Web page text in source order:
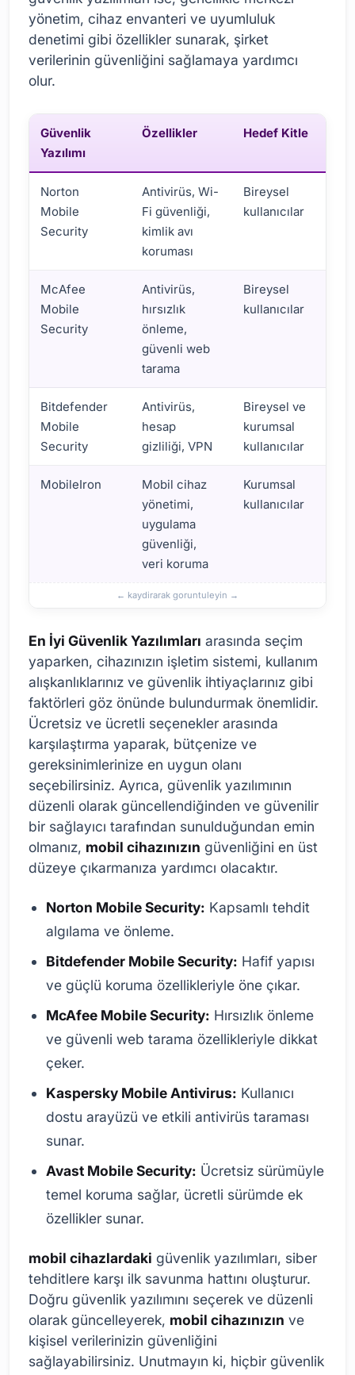
yönetim, cihaz envanteri ve uyumluluk
denetimi gibi özellikler sunarak, şirket
verilerinin güvenliğini sağlamaya yardımcı
olur.
Güvenlik
Yazılımı
Özellikler Hedef Kitle
Norton
Mobile
Security
Antivirüs, Wi-
Fi güvenliği,
kimlik avı
koruması
Bireysel
kullanıcılar
McAfee
Mobile
Security
Antivirüs,
hırsızlık
önleme,
güvenli web
tarama
Bireysel
kullanıcılar
Bitdefender
Mobile
Security
Antivirüs,
hesap
gizliliği, VPN
Bireysel ve
kurumsal
kullanıcılar
MobileIron
Mobil cihaz
yönetimi,
uygulama
güvenliği,
veri koruma
Kurumsal
kullanıcılar
En İyi Güvenlik Yazılımları arasında seçim
yaparken, cihazınızın işletim sistemi, kullanım
alışkanlıklarınız ve güvenlik ihtiyaçlarınız gibi
faktörleri göz önünde bulundurmak önemlidir.
Ücretsiz ve ücretli seçenekler arasında
karşılaştırma yaparak, bütçenize ve
gereksinimlerinize en uygun olanı
seçebilirsiniz. Ayrıca, güvenlik yazılımının
düzenli olarak güncellendiğinden ve güvenilir
bir sağlayıcı tarafından sunulduğundan emin
olmanız, mobil cihazınızın güvenliğini en üst
düzeye çıkarmanıza yardımcı olacaktır.
Norton Mobile Security: Kapsamlı tehdit
algılama ve önleme.
Bitdefender Mobile Security: Hafif yapısı
ve güçlü koruma özellikleriyle öne çıkar.
McAfee Mobile Security: Hırsızlık önleme
ve güvenli web tarama özellikleriyle dikkat
çeker.
Kaspersky Mobile Antivirus: Kullanıcı
dostu arayüzü ve etkili antivirüs taraması
sunar.
Avast Mobile Security: Ücretsiz sürümüyle
temel koruma sağlar, ücretli sürümde ek
özellikler sunar.
mobil cihazlardaki güvenlik yazılımları, siber
tehditlere karşı ilk savunma hattını oluşturur.
Doğru güvenlik yazılımını seçerek ve düzenli
olarak güncelleyerek, mobil cihazınızın ve
kişisel verilerinizin güvenliğini
sağlayabilirsiniz. Unutmayın ki, hiçbir güvenlik